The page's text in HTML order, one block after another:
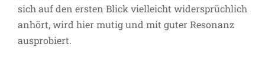
sich auf den ersten Blick vielleicht widersprüchlich
anhört, wird hier mutig und mit guter Resonanz
ausprobiert.
Ziel Teampfarramt: Landau will neue